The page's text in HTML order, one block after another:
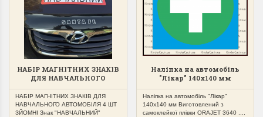
НАБІР МАГНІТНИХ ЗНАКІВ
ДЛЯ НАВЧАЛЬНОГО
АВТОМОБІЛЯ 4 ШТ ЗЙОМНІ
НАБІР МАГНІТНИХ ЗНАКІВ ДЛЯ
НАВЧАЛЬНОГО АВТОМОБІЛЯ 4 ШТ
ЗЙОМНІ Знак "НАВЧАЛЬНИЙ"
Наліпка на автомобіль
"Лікар" 140х140 мм
Наліпка на автомобіль "Лікар"
140х140 мм Виготовлений з
самоклейкої плівки ORAJET 3640 ....